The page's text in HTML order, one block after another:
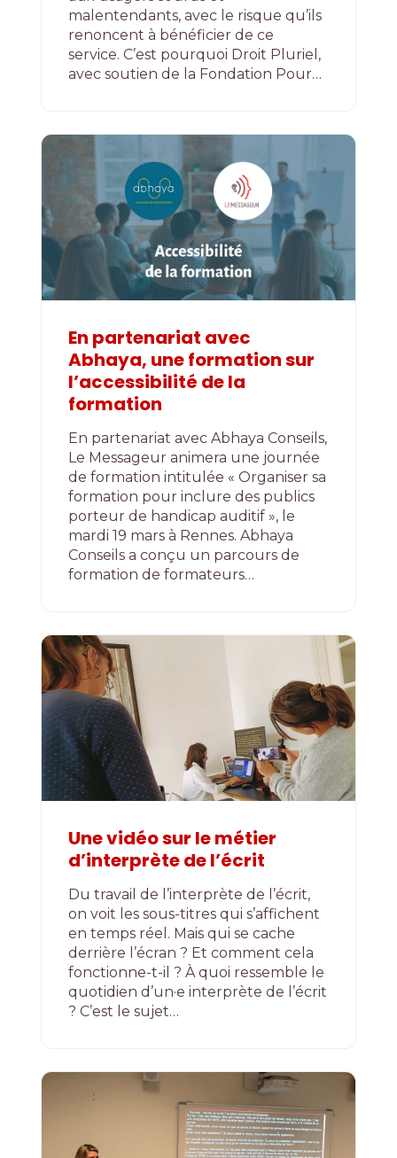
malentendants, avec le risque qu’ils
renoncent à bénéficier de ce
service. C’est pourquoi Droit Pluriel,
avec soutien de la Fondation Pour…
En partenariat avec
Abhaya, une formation sur
l’accessibilité de la
formation
En partenariat avec Abhaya Conseils,
Le Messageur animera une journée
de formation intitulée « Organiser sa
formation pour inclure des publics
porteur de handicap auditif », le
mardi 19 mars à Rennes. Abhaya
Conseils a conçu un parcours de
formation de formateurs…
Une vidéo sur le métier
d’interprète de l’écrit
Du travail de l’interprète de l’écrit,
on voit les sous-titres qui s’affichent
en temps réel. Mais qui se cache
derrière l’écran ? Et comment cela
fonctionne-t-il ? À quoi ressemble le
quotidien d’un·e interprète de l’écrit
? C’est le sujet…